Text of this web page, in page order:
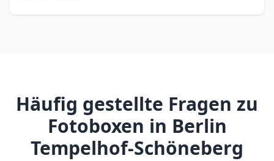
Häufig gestellte Fragen zu
Fotoboxen in Berlin
Tempelhof-Schöneberg